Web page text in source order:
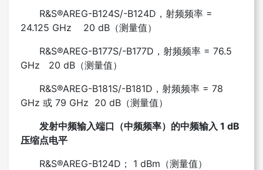
R&S®AREG-B124S/-B124D，射频频率 =
24.125 GHz 20 dB（测量值）
R&S®AREG-B177S/-B177D，射频频率 = 76.5
GHz 20 dB（测量值）
R&S®AREG-B181S/-B181D，射频频率 = 78
GHz 或 79 GHz 20 dB（测量值）
发射中频输入端口（中频频率）的中频输入 1 dB
压缩点电平
R&S®AREG-B124D； 1 dBm（测量值）